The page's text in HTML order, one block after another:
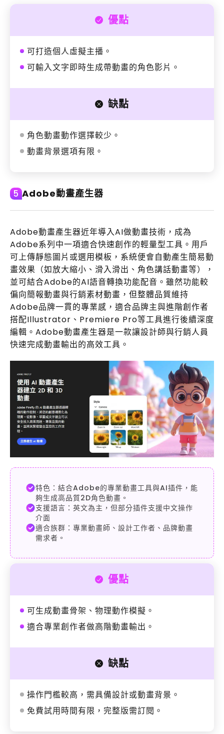
優點
可打造個人虛擬主播。
可輸入文字即時生成帶動畫的角色影片。
缺點
角色動畫動作選擇較少。
動畫背景選項有限。
5 Adobe動畫產生器
Adobe動畫產生器近年導入AI做動畫技術，成為
Adobe系列中一項適合快速創作的輕量型工具。用戶
可上傳靜態圖片或選用模板，系統便會自動產生簡易動
畫效果（如放大縮小、滑入滑出、角色講話動畫等），
並可結合Adobe的AI語音轉換功能配音。雖然功能較
偏向簡報動畫與行銷素材動畫，但整體品質維持
Adobe品牌一貫的專業感，適合品牌主與進階創作者
搭配Illustrator、Premiere Pro等工具進行後續深度
編輯。Adobe動畫產生器是一款讓設計師與行銷人員
快速完成動畫輸出的高效工具。
特色：結合Adobe的專業動畫工具與AI插件，能
夠生成高品質2D角色動畫。
支援語言：英文為主，但部分插件支援中文操作
介面
適合族群：專業動畫師、設計工作者、品牌動畫
需求者。
優點
可生成動畫骨架、物理動作模擬。
適合專業創作者做高階動畫輸出。
缺點
操作門檻較高，需具備設計或動畫背景。
免費試用時間有限，完整版需訂閱。